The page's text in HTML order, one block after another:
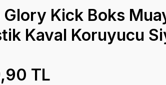
Glory Kick Boks
Kaval Koruyucu
TL